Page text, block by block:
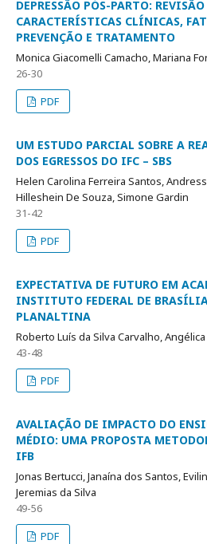
DEPRESSÃO PÓS-PARTO: REVISÃO
CARACTERÍSTICAS CLÍNICAS,
PREVENÇÃO E TRATAMENTO
Monica Giacomelli Camacho, Mariana
26-30
PDF
UM ESTUDO PARCIAL SOBRE A
DOS EGRESSOS DO IFC – SBS
Helen Carolina Ferreira Santos,
Hilleshein De Souza, Simone Gardin
31-42
PDF
EXPECTATIVA DE FUTURO EM
INSTITUTO FEDERAL DE
PLANALTINA
Roberto Luís da Silva Carvalho,
43-48
PDF
AVALIAÇÃO DE IMPACTO DO
MÉDIO: UMA PROPOSTA
IFB
Jonas Bertucci, Janaína dos Santos,
Jeremias da Silva
49-56
PDF